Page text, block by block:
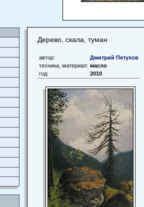
Дерево, скала, туман
автор:
Дмитрий Петухов
техника, материал: масло
год:
2010